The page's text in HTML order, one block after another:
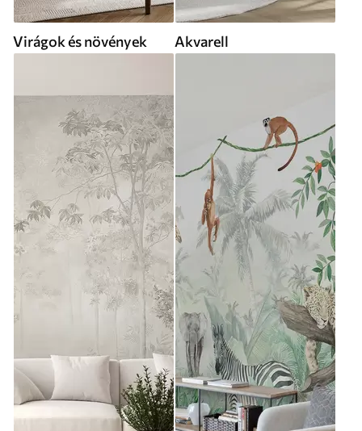
Virágok és növények Akvarell